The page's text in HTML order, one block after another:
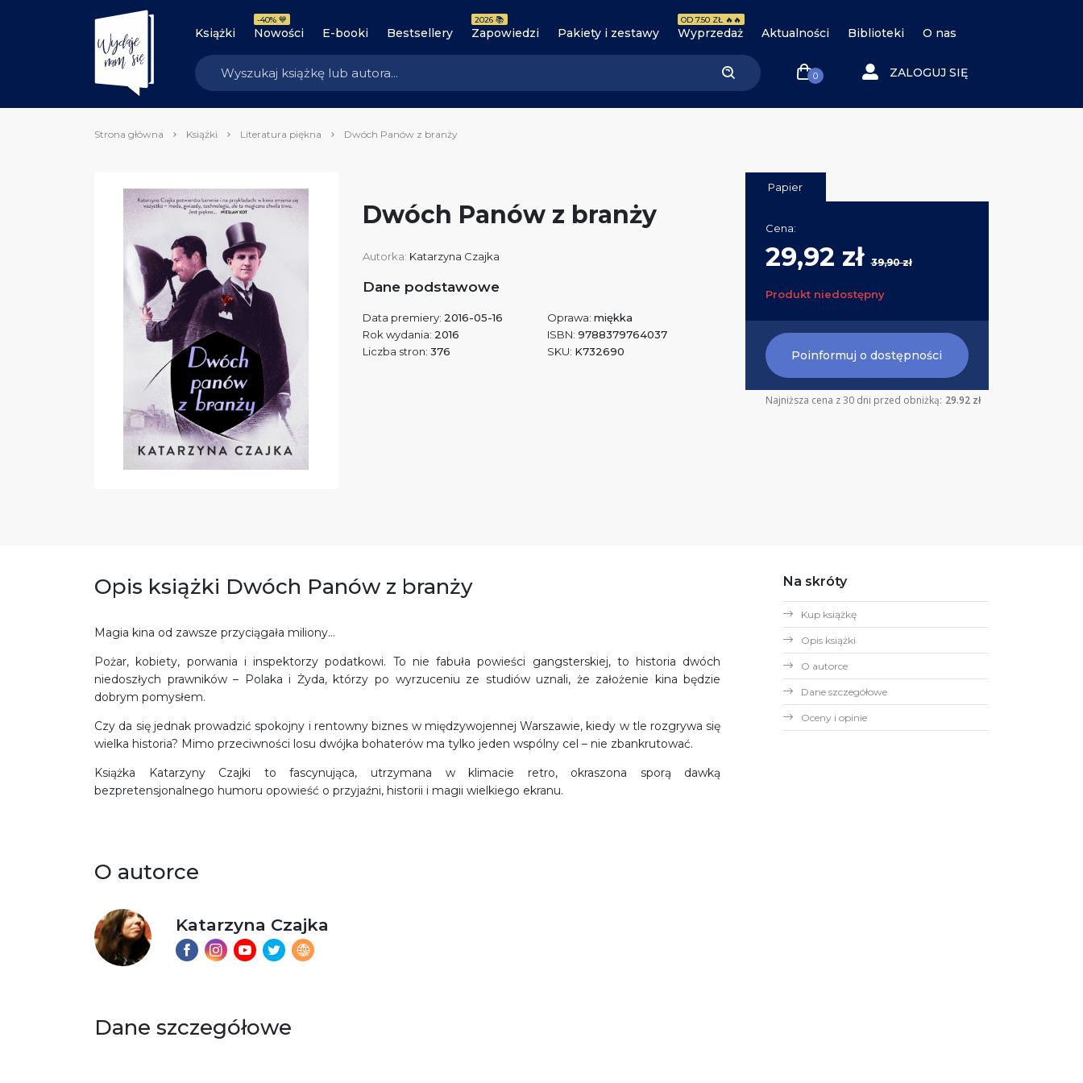
Książki Nowości
-40% 💙
E-booki Bestsellery Zapowiedzi
2026 📚
Pakiety i zestawy Wyprzedaż
OD 7.50 ZŁ 🔥🔥
Aktualności Biblioteki O nas
0 ZALOGUJ SIĘ
Strona główna Książki Literatura piękna Dwóch Panów z branży
Dwóch Panów z branży
Autorka: Katarzyna Czajka
Dane podstawowe
Data premiery: 2016-05-16
Rok wydania: 2016
Liczba stron: 376
Oprawa: miękka
ISBN: 9788379764037
SKU: K732690
Papier
Cena:
29,92 zł39,90 zł
Produkt niedostępny
Poinformuj o dostępności
Najniższa cena z 30 dni przed obniżką: 29.92 zł
Opis książki Dwóch Panów z branży
Magia kina od zawsze przyciągała miliony…
Pożar, kobiety, porwania i inspektorzy podatkowi. To nie fabuła powieści gangsterskiej, to historia dwóch
niedoszłych prawników ­­– Polaka i Żyda, którzy po wyrzuceniu ze studiów uznali, że założenie kina będzie
dobrym pomysłem.
Czy da się jednak prowadzić spokojny i rentowny biznes w międzywojennej Warszawie, kiedy w tle rozgrywa się
wielka historia? Mimo przeciwności losu dwójka bohaterów ma tylko jeden wspólny cel – nie zbankrutować.
Książka Katarzyny Czajki to fascynująca, utrzymana w klimacie retro, okraszona sporą dawką
bezpretensjonalnego humoru opowieść o przyjaźni, historii i magii wielkiego ekranu.
O autorce
Katarzyna Czajka
Dane szczegółowe
Na skróty
Kup książkę
Opis książki
O autorce
Dane szczegółowe
Oceny i opinie